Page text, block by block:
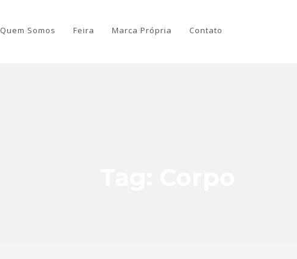
Quem Somos Feira Marca Própria Contato